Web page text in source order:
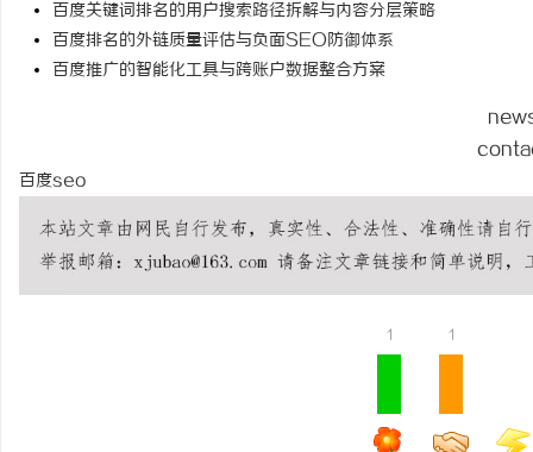
百度关键词排名的用户搜索路径拆解与内容分层策略
百度排名的外链质量评估与负面SEO防御体系
百度推广的智能化工具与跨账户数据整合方案
百度seo
1 1
如何选择福州私家侦探